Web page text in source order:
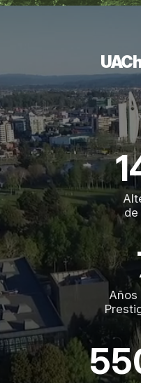
de
Años